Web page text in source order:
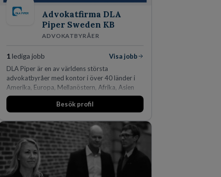
Advokatfirma DLA
Piper Sweden KB
ADVOKATBYRÅER
1lediga jobb
Visa jobb
DLA Piper är en av världens största
advokatbyråer med kontor i över 40 länder i
Amerika, Europa, Mellanöstern, Afrika, Asien
och Oceanien. Vi är specialister inom
affärsjuridikens alla områden och vi har några
fler än 450 jurister på fem kontor i Stockholm,
Köpenhamn, Århus, Oslo och Helsingfors kan vi
på DLA Piper erbjuda våra klienter en unik,
effektiv och gränsöverskridande nordisk
expertis. På vårt kontor i centrala Stockholm är
vi idag drygt 240 medarbetare.
Besök profil